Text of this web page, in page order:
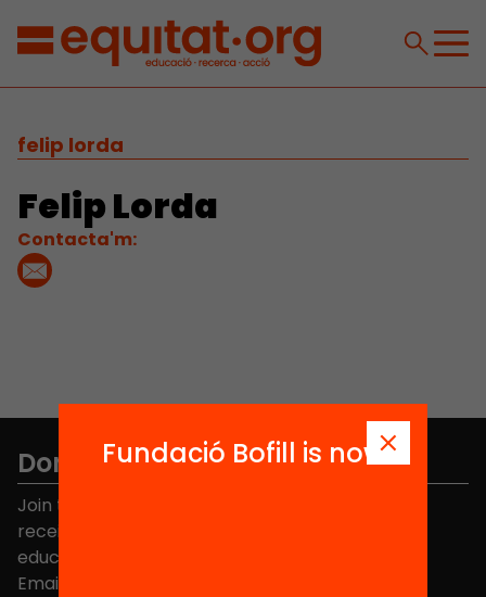
felip lorda
Felip Lorda
Contacta'm:
Don't miss anything.
Join the more than 40,000 people who already
receive news about initiatives and projects for
educational change in Catalonia.
Email address
Fundació Bofill is now